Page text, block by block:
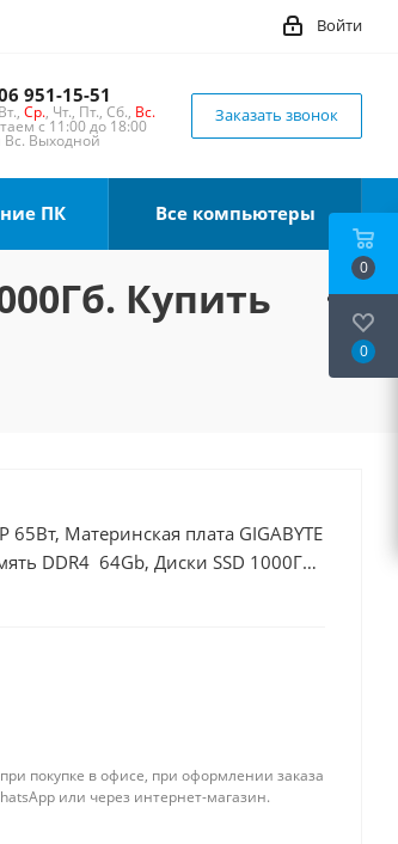
Войти
951-15-51
Ср., Чт., Пт., Сб., Вс.
с 11:00 до 18:00
Вс. Выходной
Заказать звонок
ПК Все компьютеры
Купить
Материнская плата GIGABYTE
DDR4 64Gb, Диски SSD 1000Гб,
покупке в офисе, при оформлении заказа
или через интернет-магазин.
0
0